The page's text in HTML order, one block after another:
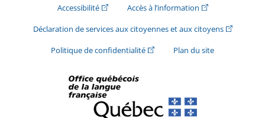
Accessibilité(Cet hyperlien externe s'ouvrira dans une
Accès à l’information(Cet hyperlien
Déclaration de services aux citoyennes et aux citoyens(Cet
Politique de confidentialité(Cet hyperlien externe s'ouvrira
Plan du site